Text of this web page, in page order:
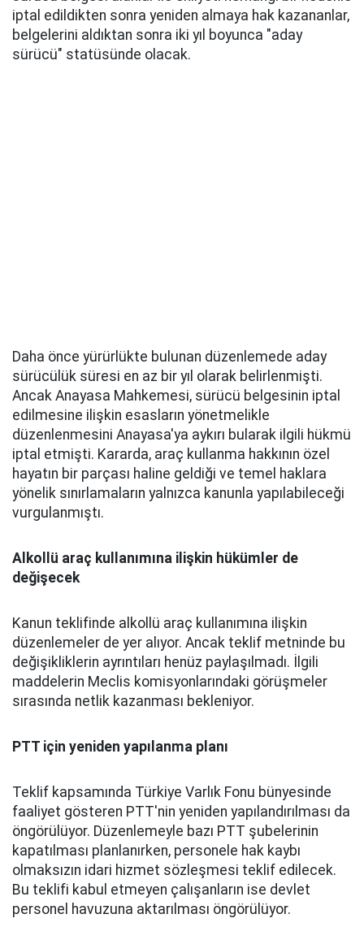
iptal edildikten sonra yeniden almaya hak kazananlar,
belgelerini aldıktan sonra iki yıl boyunca "aday
sürücü" statüsünde olacak.
Daha önce yürürlükte bulunan düzenlemede aday
sürücülük süresi en az bir yıl olarak belirlenmişti.
Ancak Anayasa Mahkemesi, sürücü belgesinin iptal
edilmesine ilişkin esasların yönetmelikle
düzenlenmesini Anayasa'ya aykırı bularak ilgili hükmü
iptal etmişti. Kararda, araç kullanma hakkının özel
hayatın bir parçası haline geldiği ve temel haklara
yönelik sınırlamaların yalnızca kanunla yapılabileceği
vurgulanmıştı.
Alkollü araç kullanımına ilişkin hükümler de
değişecek
Kanun teklifinde alkollü araç kullanımına ilişkin
düzenlemeler de yer alıyor. Ancak teklif metninde bu
değişikliklerin ayrıntıları henüz paylaşılmadı. İlgili
maddelerin Meclis komisyonlarındaki görüşmeler
sırasında netlik kazanması bekleniyor.
PTT için yeniden yapılanma planı
Teklif kapsamında Türkiye Varlık Fonu bünyesinde
faaliyet gösteren PTT'nin yeniden yapılandırılması da
öngörülüyor. Düzenlemeyle bazı PTT şubelerinin
kapatılması planlanırken, personele hak kaybı
olmaksızın idari hizmet sözleşmesi teklif edilecek.
Bu teklifi kabul etmeyen çalışanların ise devlet
personel havuzuna aktarılması öngörülüyor.